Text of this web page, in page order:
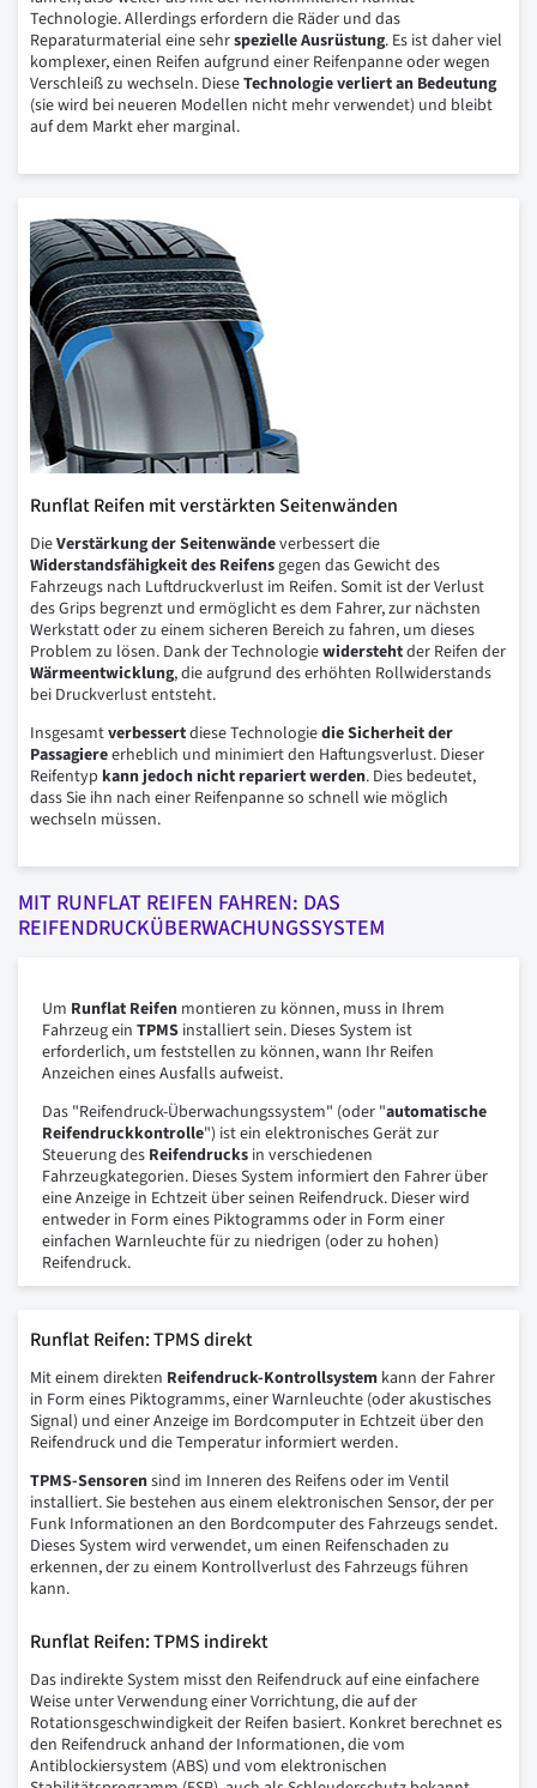
Technologie. Allerdings erfordern die Räder und das
Reparaturmaterial eine sehrspezielle Ausrüstung. Es ist daher viel
komplexer, einen Reifen aufgrund einer Reifenpanne oder wegen
Verschleiß zu wechseln. DieseTechnologie verliert an Bedeutung
(sie wird bei neueren Modellen nicht mehr verwendet) und bleibt
auf dem Markt eher marginal.
Runflat Reifen mit verstärkten Seitenwänden
DieVerstärkung der Seitenwändeverbessert die
Widerstandsfähigkeit des Reifensgegen das Gewicht des
Fahrzeugs nach Luftdruckverlust im Reifen. Somit ist der Verlust
des Grips begrenzt und ermöglicht es dem Fahrer, zur nächsten
Werkstatt oder zu einem sicheren Bereich zu fahren, um dieses
Problem zu lösen. Dank der Technologiewiderstehtder Reifen der
Wärmeentwicklung, die aufgrund des erhöhten Rollwiderstands
bei Druckverlust entsteht.
Insgesamtverbessertdiese Technologiedie Sicherheit der
Passagiereerheblich und minimiert den Haftungsverlust. Dieser
Reifentyp kann jedoch nicht repariert werden. Dies bedeutet,
dass Sie ihn nach einer Reifenpanne so schnell wie möglich
wechseln müssen.
MIT RUNFLAT REIFEN FAHREN: DAS
REIFENDRUCKÜBERWACHUNGSSYSTEM
Um Runflat Reifen montieren zu können, muss in Ihrem
Fahrzeug ein TPMS installiert sein. Dieses System ist
erforderlich, um feststellen zu können, wann Ihr Reifen
Anzeichen eines Ausfalls aufweist.
Das "Reifendruck-Überwachungssystem" (oder "automatische
Reifendruckkontrolle") ist ein elektronisches Gerät zur
Steuerung des Reifendrucks in verschiedenen
Fahrzeugkategorien. Dieses System informiert den Fahrer über
eine Anzeige in Echtzeit über seinen Reifendruck. Dieser wird
entweder in Form eines Piktogramms oder in Form einer
einfachen Warnleuchte für zu niedrigen (oder zu hohen)
Reifendruck.
Runflat Reifen: TPMS direkt
Mit einem direkten Reifendruck-Kontrollsystem kann der Fahrer
in Form eines Piktogramms, einer Warnleuchte (oder akustisches
Signal) und einer Anzeige im Bordcomputer in Echtzeit über den
Reifendruck und die Temperatur informiert werden.
TPMS-Sensorensind im Inneren des Reifens oder im Ventil
installiert. Sie bestehen aus einem elektronischen Sensor, der per
Funk Informationen an den Bordcomputer des Fahrzeugs sendet.
Dieses System wird verwendet, um einen Reifenschaden zu
erkennen, der zu einem Kontrollverlust des Fahrzeugs führen
kann.
Runflat Reifen: TPMS indirekt
Das indirekte System misst den Reifendruck auf eine einfachere
Weise unter Verwendung einer Vorrichtung, die auf der
Rotationsgeschwindigkeit der Reifen basiert. Konkret berechnet es
den Reifendruck anhand der Informationen, die vom
Antiblockiersystem (ABS) und vom elektronischen